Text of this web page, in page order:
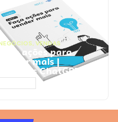
, VENDAS
Faça ações para
vender mais |
Prompts ChatGPT